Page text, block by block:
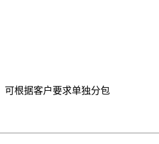
可根据客户要求单独分包